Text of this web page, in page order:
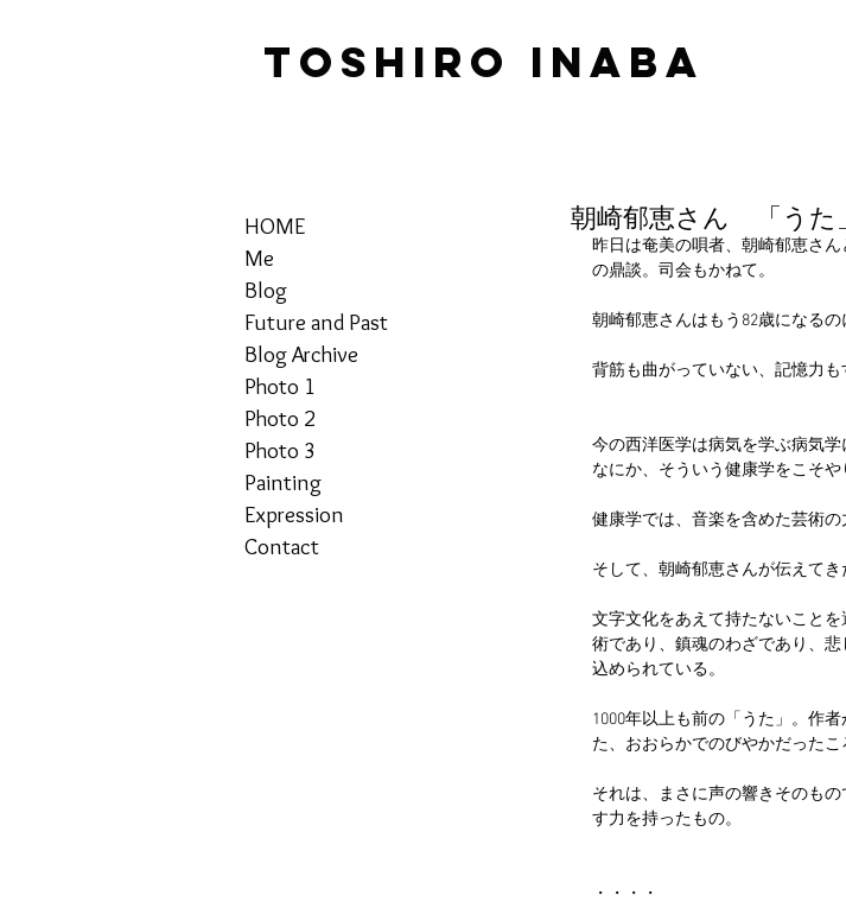
TOSHIRO INABA
朝崎郁恵さん 「うた
昨日は奄美の唄者、朝崎郁恵さ
の鼎談。司会もかねて。
朝崎郁恵さんはもう82歳になるの
背筋も曲がっていない、記憶力も
今の西洋医学は病気を学ぶ病気
なにか、そういう健康学をこそや
健康学では、音楽を含めた芸術の
そして、朝崎郁恵さんが伝えて
文字文化をあえて持たないこと
術であり、鎮魂のわざであり、
込められている。
1000年以上も前の「うた」。作
た、おおらかでのびやかだったこ
それは、まさに声の響きそのも
す力を持ったもの。
・・・・
HOME
Me
Blog
Future and Past
Blog Archive
Photo 1
Photo 2
Photo 3
Painting
Expression
Contact